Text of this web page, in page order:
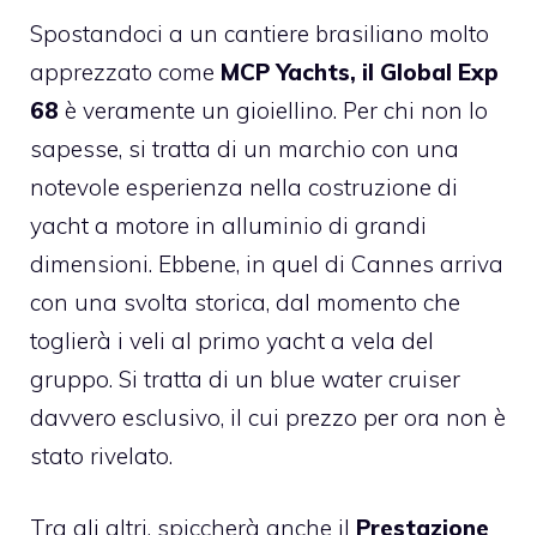
Spostandoci a un cantiere brasiliano molto
apprezzato come MCP Yachts, il Global Exp
68 è veramente un gioiellino. Per chi non lo
sapesse, si tratta di un marchio con una
notevole esperienza nella costruzione di
yacht a motore in alluminio di grandi
dimensioni. Ebbene, in quel di Cannes arriva
con una svolta storica, dal momento che
toglierà i veli al primo yacht a vela del
gruppo. Si tratta di un blue water cruiser
davvero esclusivo, il cui prezzo per ora non è
stato rivelato.
Tra gli altri, spiccherà anche il Prestazione